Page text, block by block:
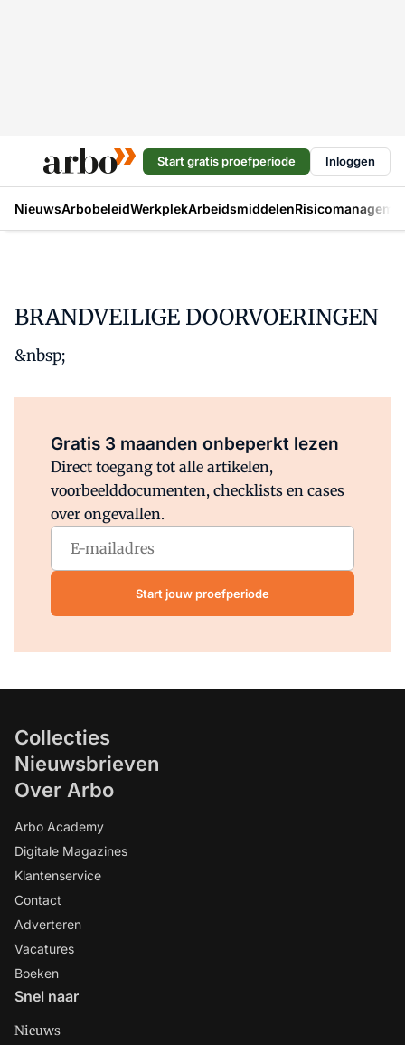
Start gratis proefperiode Inloggen
NieuwsArbobeleidWerkplekArbeidsmiddelen
BRANDVEILIGE DOORVOERINGEN
&nbsp;
Gratis 3 maanden onbeperkt lezen
Direct toegang tot alle artikelen,
voorbeelddocumenten, checklists en cases
over ongevallen.
Start jouw proefperiode
Collecties
Nieuwsbrieven
Over Arbo
Arbo Academy
Digitale Magazines
Klantenservice
Contact
Adverteren
Vacatures
Boeken
Snel naar
Nieuws